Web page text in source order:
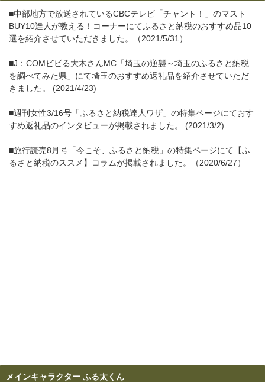
■中部地方で放送されているCBCテレビ「チャント！」のマスト
BUY10達人が教える！コーナーにてふるさと納税のおすすめ品10
選を紹介させていただきました。（2021/5/31）
■J：COMビビる大木さんMC「埼玉の逆襲～埼玉のふるさと納税
を調べてみた県」にて埼玉のおすすめ返礼品を紹介させていただ
きました。 (2021/4/23)
■週刊女性3/16号「ふるさと納税達人ワザ」の特集ページにておす
すめ返礼品のインタビューが掲載されました。 (2021/3/2)
■旅行読売8月号「今こそ、ふるさと納税」の特集ページにて【ふ
るさと納税のススメ】コラムが掲載されました。（2020/6/27）
メインキャラクター ふる太くん